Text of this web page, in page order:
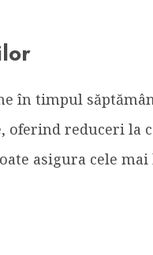
în timpul
reduceri la
asigura cele